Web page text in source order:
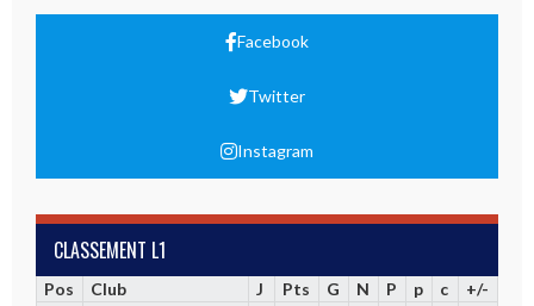
Facebook
Twitter
Instagram
CLASSEMENT L1
Pos Club J Pts G N P p c
+/-